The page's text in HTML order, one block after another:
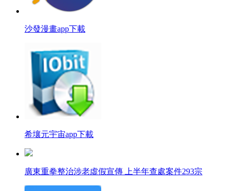
沙發漫畫app下載
希壤元宇宙app下載
廣東重拳整治涉老虛假宣傳 上半年查處案件293宗